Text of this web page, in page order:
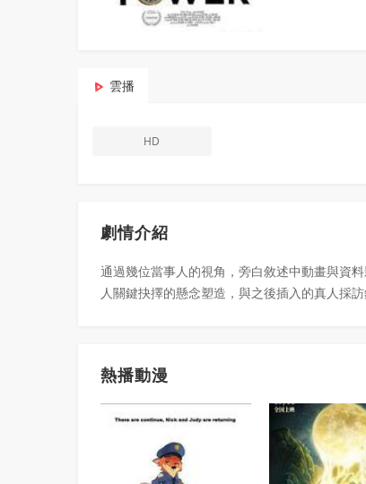
雲播
HD
劇情介紹
通過幾位當事人的視角，旁白敘述中動畫與資
人關鍵抉擇的懸念塑造，與之後插入的真人採
熱播動漫